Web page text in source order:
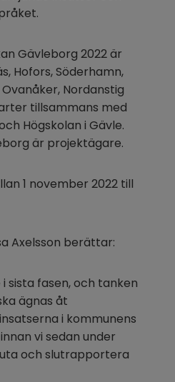
Gävleborg 2022 är
Hofors, Söderhamn,
Nordanstig
tillsammans med
Högskolan i Gävle.
är projektägare.
1 november 2022 till
Axelsson berättar:
sista fasen, och tanken
ägnas åt
i kommunens
vi sedan under
och slutrapportera